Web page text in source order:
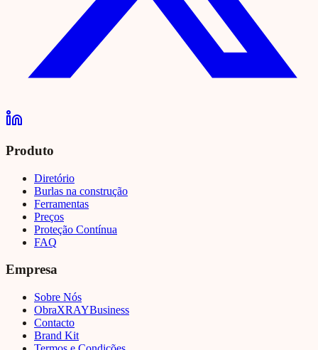
Produto
Diretório
Burlas na construção
Ferramentas
Preços
Proteção Contínua
FAQ
Empresa
Sobre Nós
ObraXRAYBusiness
Contacto
Brand Kit